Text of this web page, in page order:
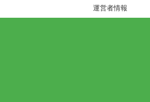
運営者情報